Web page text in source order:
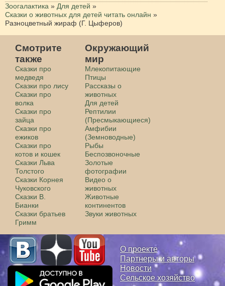
Зоогалактика » Для детей »
Сказки о животных для детей читать онлайн »
Разноцветный жираф (Г. Цыферов)
Смотрите
также
Сказки про
медведя
Сказки про лису
Сказки про
волка
Сказки про
зайца
Сказки про
ежиков
Сказки про
котов и кошек
Сказки Льва
Толстого
Сказки Корнея
Чуковского
Сказки В.
Бианки
Сказки братьев
Гримм
Окружающий
мир
Млекопитающие
Птицы
Рассказы о
животных
Для детей
Рептилии
(Пресмыкающиеся)
Амфибии
(Земноводные)
Рыбы
Беспозвоночные
Золотые
фотографии
Видео о
животных
Животные
континентов
Звуки животных
О проекте
Партнеры и авторы
Новости
Сельское хозяйство